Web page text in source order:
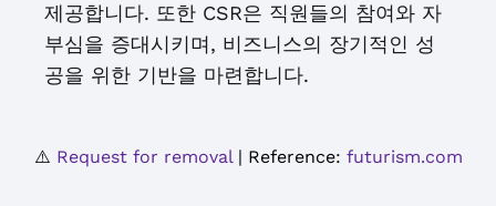
제공합니다. 또한 CSR은 직원들의 참여와 자
부심을 증대시키며, 비즈니스의 장기적인 성
공을 위한 기반을 마련합니다.
⚠️ Request for removal| Reference: futurism.com